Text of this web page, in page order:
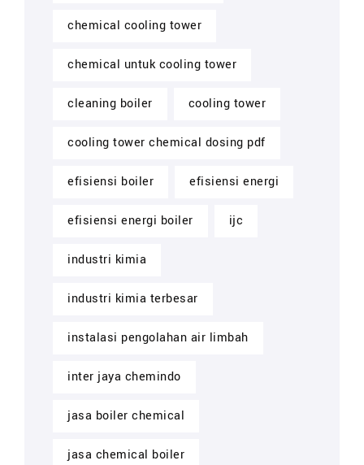
chemical cooling tower
chemical untuk cooling tower
cleaning boiler cooling tower
cooling tower chemical dosing pdf
efisiensi boiler efisiensi energi
efisiensi energi boiler ijc
industri kimia
industri kimia terbesar
instalasi pengolahan air limbah
inter jaya chemindo
jasa boiler chemical
jasa chemical boiler